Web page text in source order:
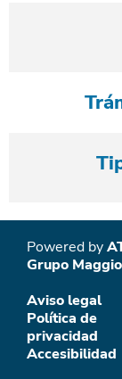
Powered by
Grupo
Aviso legal
Política de
privacidad
Accesibilidad